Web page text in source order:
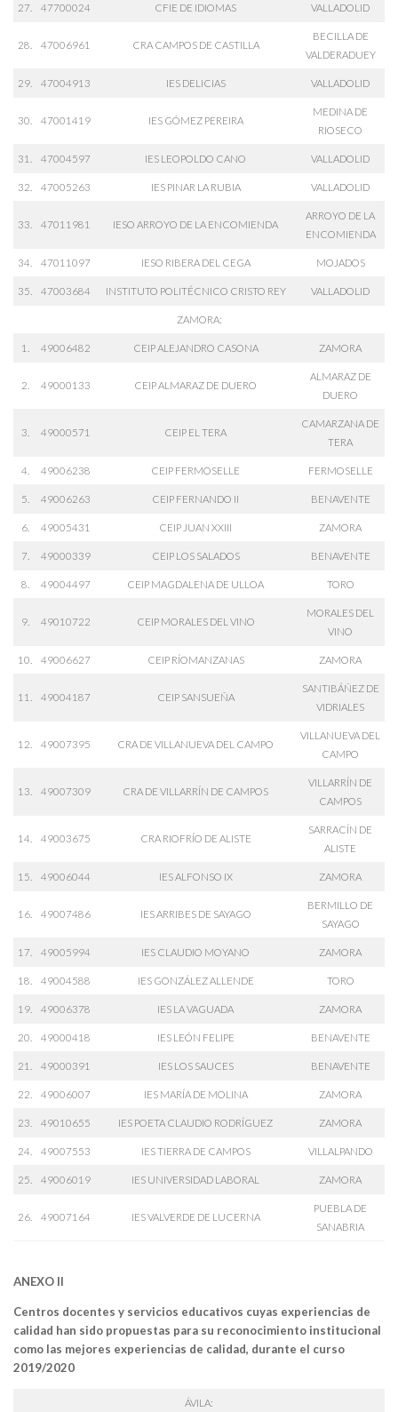
27. 47700024 CFIE DE IDIOMAS VALLADOLID
28. 47006961 CRA CAMPOS DE CASTILLA
BECILLA DE
VALDERADUEY
29. 47004913 IES DELICIAS VALLADOLID
30. 47001419 IES GÓMEZ PEREIRA
MEDINA DE
RIOSECO
31. 47004597 IES LEOPOLDO CANO VALLADOLID
32. 47005263 IES PINAR LA RUBIA VALLADOLID
33. 47011981 IESO ARROYO DE LA ENCOMIENDA
ARROYO DE LA
ENCOMIENDA
34. 47011097 IESO RIBERA DEL CEGA MOJADOS
35. 47003684 INSTITUTO POLITÉCNICO CRISTO REY VALLADOLID
ZAMORA:
1. 49006482 CEIP ALEJANDRO CASONA ZAMORA
2. 49000133 CEIP ALMARAZ DE DUERO
ALMARAZ DE
DUERO
3. 49000571 CEIP EL TERA
CAMARZANA DE
TERA
4. 49006238 CEIP FERMOSELLE FERMOSELLE
5. 49006263 CEIP FERNANDO II BENAVENTE
6. 49005431 CEIP JUAN XXIII ZAMORA
7. 49000339 CEIP LOS SALADOS BENAVENTE
8. 49004497 CEIP MAGDALENA DE ULLOA TORO
9. 49010722 CEIP MORALES DEL VINO
MORALES DEL
VINO
10. 49006627 CEIP RÍOMANZANAS ZAMORA
11. 49004187 CEIP SANSUEÑA
SANTIBÁÑEZ DE
VIDRIALES
12. 49007395 CRA DE VILLANUEVA DEL CAMPO
VILLANUEVA DEL
CAMPO
13. 49007309 CRA DE VILLARRÍN DE CAMPOS
VILLARRÍN DE
CAMPOS
14. 49003675 CRA RIOFRÍO DE ALISTE
SARRACÍN DE
ALISTE
15. 49006044 IES ALFONSO IX ZAMORA
16. 49007486 IES ARRIBES DE SAYAGO
BERMILLO DE
SAYAGO
17. 49005994 IES CLAUDIO MOYANO ZAMORA
18. 49004588 IES GONZÁLEZ ALLENDE TORO
19. 49006378 IES LA VAGUADA ZAMORA
20. 49000418 IES LEÓN FELIPE BENAVENTE
21. 49000391 IES LOS SAUCES BENAVENTE
22. 49006007 IES MARÍA DE MOLINA ZAMORA
23. 49010655 IES POETA CLAUDIO RODRÍGUEZ ZAMORA
24. 49007553 IES TIERRA DE CAMPOS VILLALPANDO
25. 49006019 IES UNIVERSIDAD LABORAL ZAMORA
26. 49007164 IES VALVERDE DE LUCERNA
PUEBLA DE
SANABRIA
ANEXO II
Centros docentes y servicios educativos cuyas experiencias de
calidad han sido propuestas para su reconocimiento institucional
como las mejores experiencias de calidad, durante el curso
2019/2020
ÁVILA: